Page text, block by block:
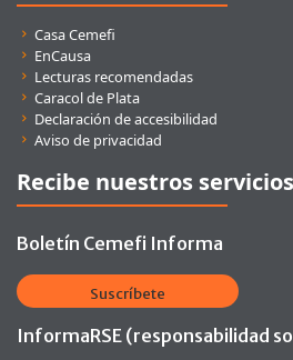
Enlaces rápidos
Casa Cemefi
EnCausa
Lecturas recomendadas
Caracol de Plata
Declaración de accesibilidad
Aviso de privacidad
Recibe nuestros
Boletín Cemefi Informa
Suscríbete
InformaRSE (responsabilidad